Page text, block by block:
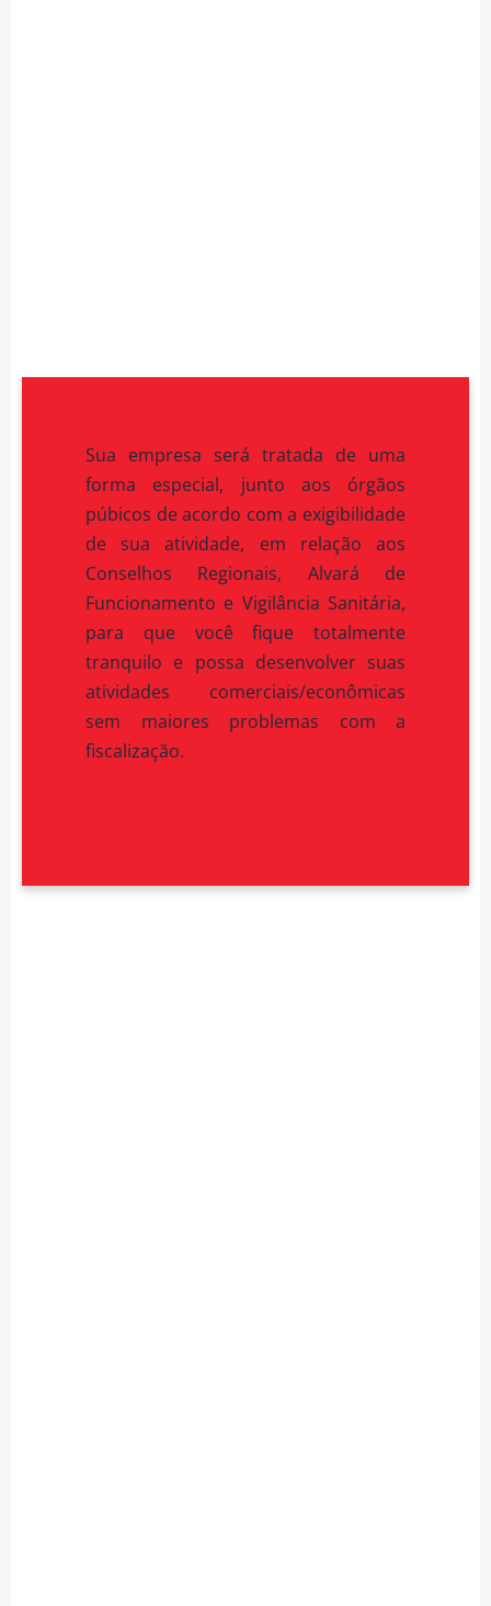
Sua empresa será tratada de uma
forma especial, junto aos órgãos
púbicos de acordo com a exigibilidade
de sua atividade, em relação aos
Conselhos Regionais, Alvará de
Funcionamento e Vigilância Sanitária,
para que você fique totalmente
tranquilo e possa desenvolver suas
atividades comerciais/econômicas
sem maiores problemas com a
fiscalização.